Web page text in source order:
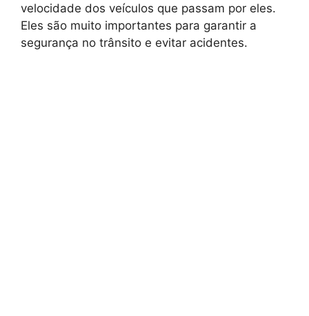
velocidade dos veículos que passam por eles.
Eles são muito importantes para garantir a
segurança no trânsito e evitar acidentes.